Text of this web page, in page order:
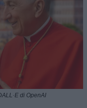
di OpenAI